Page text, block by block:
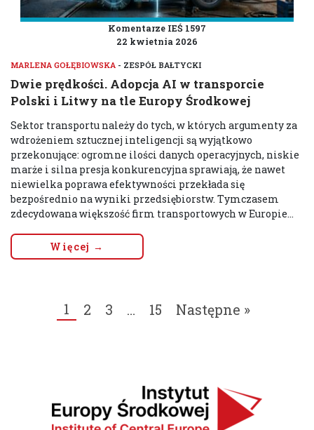
Komentarze IEŚ 1597
22 kwietnia 2026
MARLENA GOŁĘBIOWSKA - ZESPÓŁ BAŁTYCKI
Dwie prędkości. Adopcja AI w transporcie
Polski i Litwy na tle Europy Środkowej
Sektor transportu należy do tych, w których argumenty za
wdrożeniem sztucznej inteligencji są wyjątkowo
przekonujące: ogromne ilości danych operacyjnych, niskie
marże i silna presja konkurencyjna sprawiają, że nawet
niewielka poprawa efektywności przekłada się
bezpośrednio na wyniki przedsiębiorstw. Tymczasem
zdecydowana większość firm transportowych w Europie...
Więcej →
1 2 3 … 15 Następne »